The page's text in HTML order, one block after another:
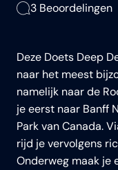
3 Beoordelingen
Deze Doets Deep
naar het meest
namelijk naar de
je eerst naar Banff
Park van Canada.
rijd je vervolgens
Onderweg maak je